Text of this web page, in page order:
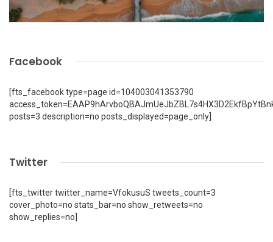
Facebook
[fts_facebook type=page id=104003041353790
posts=3 description=no posts_displayed=page_only]
Twitter
[fts_twitter twitter_name=VfokusuS tweets_count=3
cover_photo=no stats_bar=no show_retweets=no
show_replies=no]